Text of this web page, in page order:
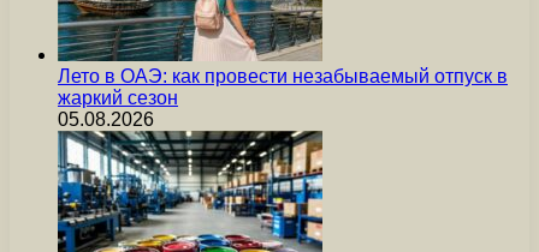
Лето в ОАЭ: как провести незабываемый отпуск в
жаркий сезон
05.08.2026